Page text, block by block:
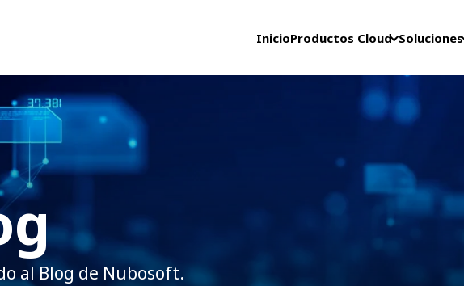
InicioProductos Cloud Soluciones
al Blog de Nubosoft.